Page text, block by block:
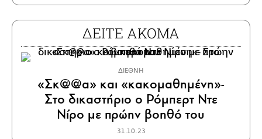
ΔΕΙΤΕ ΑΚΟΜΑ
ΔΙΕΘΝΗ
«Σκ@@α» και «κακομαθημένη»-
Στο δικαστήριο ο Ρόμπερτ Ντε
Νίρο με πρώην βοηθό του
31.10.23